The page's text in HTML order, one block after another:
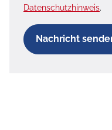
Datenschutzhinweis.
Nachricht